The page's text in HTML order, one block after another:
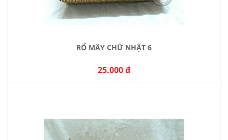
RỔ MÂY CHỮ NHẬT 6
25.000 đ